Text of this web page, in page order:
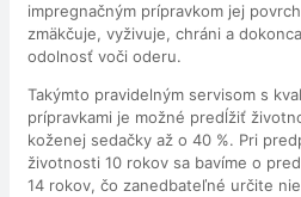
impregnačným prípravkom jej povrch
zmäkčuje, vyživuje, chráni a
odolnosť voči oderu.
Takýmto pravidelným servisom s
prípravkami je možné predĺžiť
koženej sedačky až o 40 %. Pri
životnosti 10 rokov sa bavíme o
14 rokov, čo zanedbateľné určite